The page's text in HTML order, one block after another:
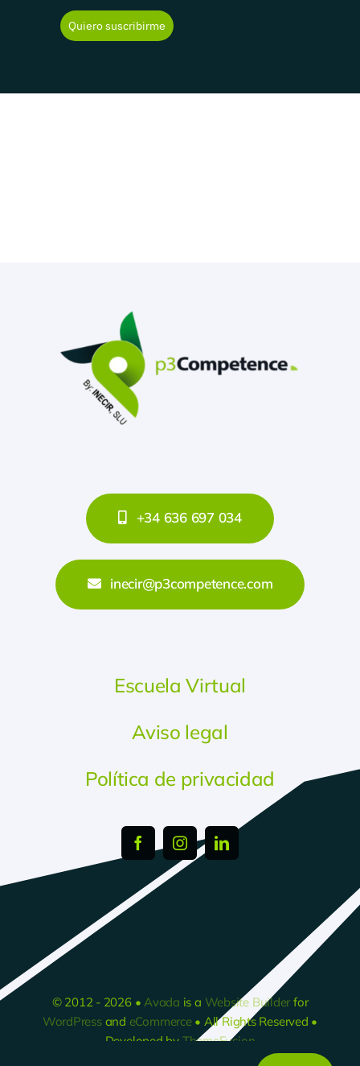
Quiero suscribirme
+34 636 697 034
inecir@p3competence.com
Escuela Virtual
Aviso legal
Política de privacidad
© 2012 - 2026 •Avada is a Website Builder for
WordPressand eCommerce• All Rights Reserved •
Developed by ThemeFusion